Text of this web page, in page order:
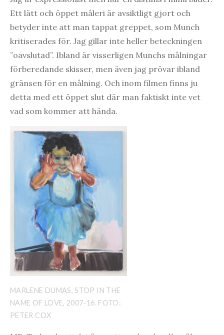
Ett lätt och öppet måleri är avsiktligt gjort och
betyder inte att man tappat greppet, som Munch
kritiserades för. Jag gillar inte heller beteckningen
”oavslutad”. Ibland är visserligen Munchs målningar
förberedande skisser, men även jag prövar ibland
gränsen för en målning. Och inom filmen finns ju
detta med ett öppet slut där man faktiskt inte vet
vad som kommer att hända.
MARLENE DUMAS, STOP IN THE
NAME OF LOVE, 2007-16. FOTO:
PETER COX